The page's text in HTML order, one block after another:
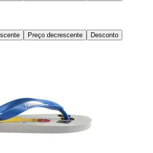
Preço decrescente Desconto